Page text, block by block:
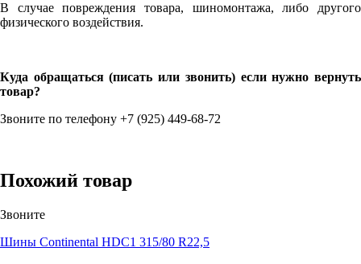
В случае повреждения товара, шиномонтажа, либо другого
физического воздействия.
Куда обращаться (писать или звонить) если нужно вернуть
товар?
Звоните по телефону +7 (925) 449-68-72
Похожий товар
Звоните
Шины Continental HDC1 315/80 R22,5